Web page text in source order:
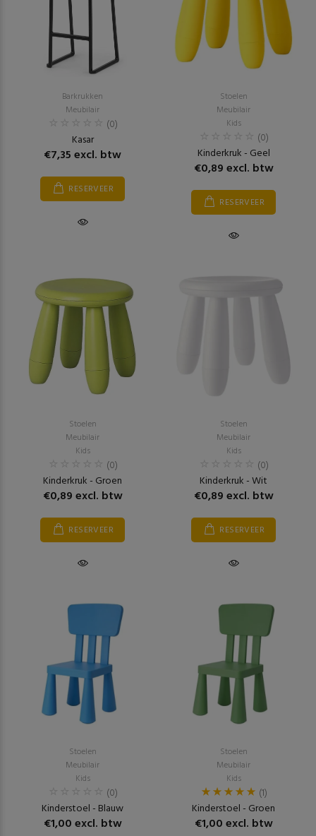
Barkrukken
Meubilair
(0)
Kasar
€7,35 excl. btw
RESERVEER
Stoelen
Meubilair
Kids
(0)
Kinderkruk - Geel
€0,89 excl. btw
RESERVEER
Stoelen
Meubilair
Kids
(0)
Kinderkruk - Groen
€0,89 excl. btw
RESERVEER
Stoelen
Meubilair
Kids
(0)
Kinderkruk - Wit
€0,89 excl. btw
RESERVEER
Stoelen
Meubilair
Kids
(0)
Kinderstoel - Blauw
€1,00 excl. btw
Stoelen
Meubilair
Kids
(1)
Kinderstoel - Groen
€1,00 excl. btw